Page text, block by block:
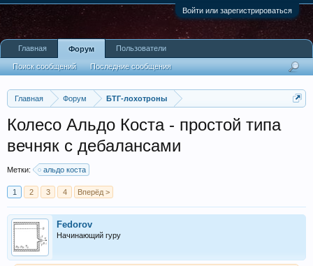
Войти или зарегистрироваться
Главная Форум БТГ-лохотроны
Колесо Альдо Коста - простой типа
вечняк с дебалансами
Метки: альдо коста
1 2 3 4 Вперёд >
Fedorov
Начинающий гуру
Главная Форум
Поиск сообщений Последние сообщения
Пользователи